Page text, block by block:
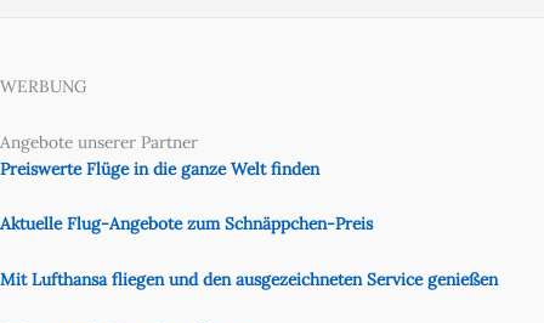
WERBUNG
Angebote unserer Partner
Preiswerte Flüge in die ganze Welt finden
Aktuelle Flug-Angebote zum Schnäppchen-Preis
Mit Lufthansa fliegen und den ausgezeichneten Service genießen